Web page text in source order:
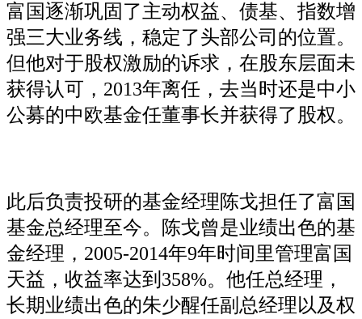
富国逐渐巩固了主动权益、债基、指数增
强三大业务线，稳定了头部公司的位置。
但他对于股权激励的诉求，在股东层面未
获得认可，2013年离任，去当时还是中小
公募的中欧基金任董事长并获得了股权。
此后负责投研的基金经理陈戈担任了富国
基金总经理至今。陈戈曾是业绩出色的基
金经理，2005-2014年9年时间里管理富国
天益，收益率达到358%。他任总经理，
长期业绩出色的朱少醒任副总经理以及权